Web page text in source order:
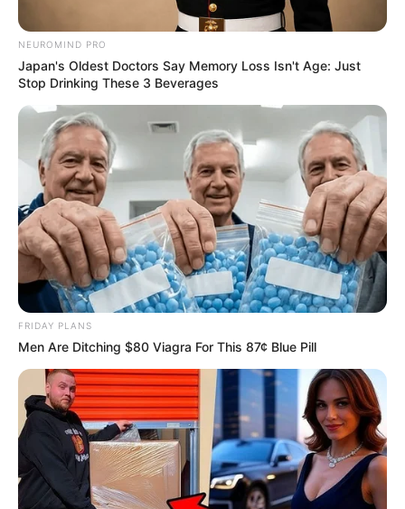
NEUROMIND PRO
Japan's Oldest Doctors Say Memory Loss Isn't Age: Just
Stop Drinking These 3 Beverages
FRIDAY PLANS
Men Are Ditching $80 Viagra For This 87¢ Blue Pill